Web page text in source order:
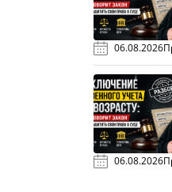
06.08.2026
06.08.2026